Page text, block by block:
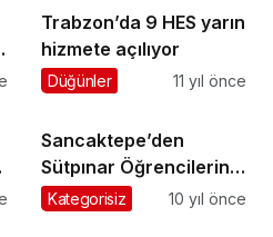
Trabzon’da 9 HES yarın
hizmete açılıyor
Düğünler 11 yıl önce
Sancaktepe’den
Sütpınar Öğrencilerine
anlamlı destek
Kategorisiz 10 yıl önce